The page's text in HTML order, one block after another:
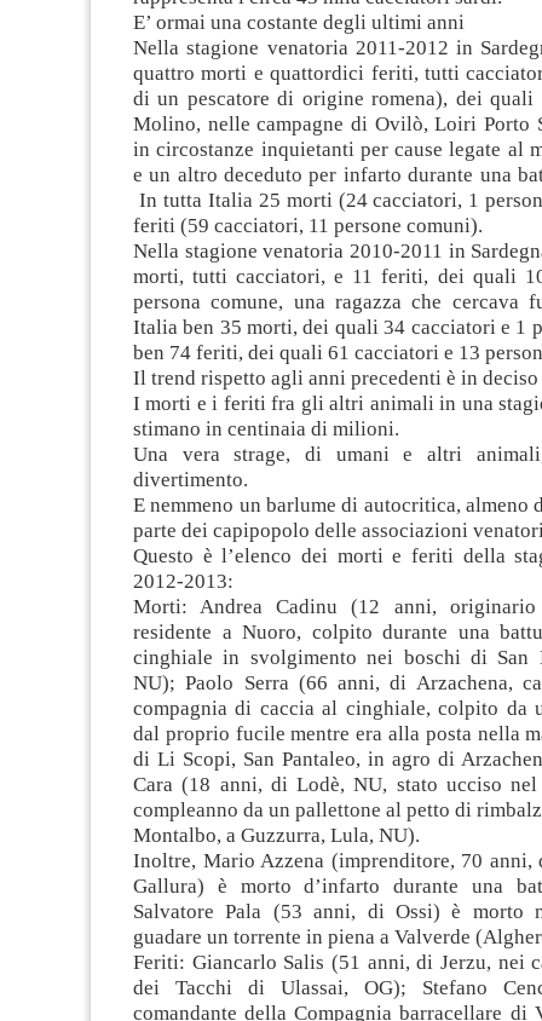
E’ ormai una costante degli ultimi anni
Nella stagione venatoria 2011-2012 in
quattro morti e quattordici feriti, tutti
di un pescatore di origine romena), dei quali
Molino, nelle campagne di Ovilò, Loiri Porto
in circostanze inquietanti per cause legate al
e un altro deceduto per infarto durante una
In tutta Italia 25 morti (24 cacciatori, 1
feriti (59 cacciatori, 11 persone comuni).
Nella stagione venatoria 2010-2011 in
morti, tutti cacciatori, e 11 feriti, dei quali
persona comune, una ragazza che
Italia ben 35 morti, dei quali 34 cacciatori e 1
ben 74 feriti, dei quali 61 cacciatori e 13
Il trend rispetto agli anni precedenti è in deciso
I morti e i feriti fra gli altri animali in una
stimano in centinaia di milioni.
Una vera strage, di umani e altri
divertimento.
E nemmeno un barlume di autocritica, almeno
parte dei capipopolo delle associazioni
Questo è l’elenco dei morti e feriti della
2012-2013:
Morti: Andrea Cadinu (12 anni,
residente a Nuoro, colpito durante una
cinghiale in svolgimento nei boschi di San
NU); Paolo Serra (66 anni, di Arzachena,
compagnia di caccia al cinghiale, colpito da
dal proprio fucile mentre era alla posta nella
di Li Scopi, San Pantaleo, in agro di
Cara (18 anni, di Lodè, NU, stato ucciso
compleanno da un pallettone al petto di
Montalbo, a Guzzurra, Lula, NU).
Inoltre, Mario Azzena (imprenditore, 70 anni,
Gallura) è morto d’infarto durante una
Salvatore Pala (53 anni, di Ossi) è morto
guadare un torrente in piena a Valverde
Feriti: Giancarlo Salis (51 anni, di Jerzu, nei
dei Tacchi di Ulassai, OG); Stefano
comandante della Compagnia barracellare di